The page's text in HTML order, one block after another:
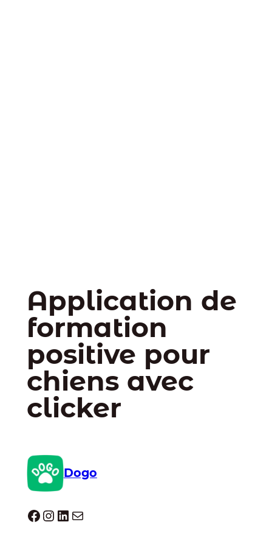
Application de
formation
positive pour
chiens avec
clicker
Dogo
Dogo facebook InstagramLinkedIn E-mail